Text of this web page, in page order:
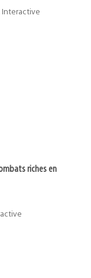
Interactive
riches en